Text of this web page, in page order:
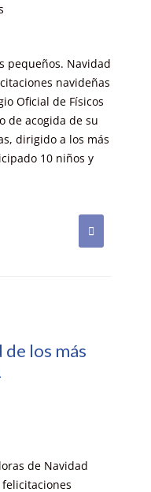
pequeños. Navidad
navideñas
Oficial de Físicos
de acogida de su
dirigido a los más
10 niños y
de los más
de Navidad